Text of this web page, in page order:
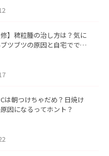
修】稗粒腫の治し方は？気に
ツブツの原因と自宅ででき
は朝つけちゃだめ？日焼け
因になるってホント？